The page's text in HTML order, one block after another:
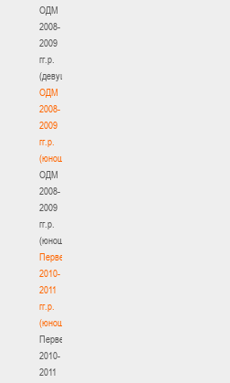
ОДМ
2008-
2009
гг.р.
(девушки)
ОДМ
2008-
2009
гг.р.
(юноши)
ОДМ
2008-
2009
гг.р.
(юноши)
Первенство
2010-
2011
гг.р.
(юноши)
Первенство
2010-
2011